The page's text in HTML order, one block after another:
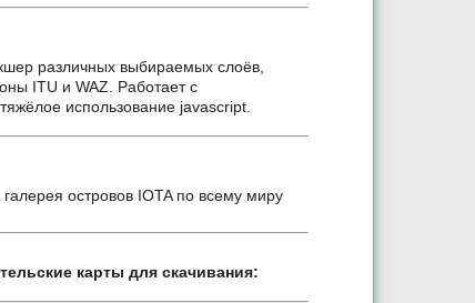
различных выбираемых слоёв,
ITU и WAZ. Работает с
использование javascript.
островов IOTA по всему миру
карты для скачивания: